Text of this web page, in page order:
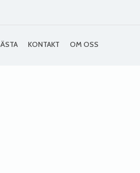
KONTAKT OM OSS